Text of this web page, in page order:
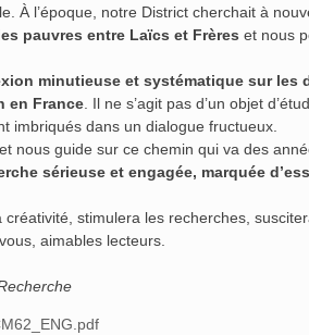
À l’époque, notre District cherchait à
pauvres entre Laïcs et Frères et nous
minutieuse et systématique sur les
en France. Il ne s’agit pas d’un objet
imbriqués dans un dialogue fructueux.
nous guide sur ce chemin qui va des
sérieuse et engagée, marquée
stimulera les recherches,
aimables lecteurs.